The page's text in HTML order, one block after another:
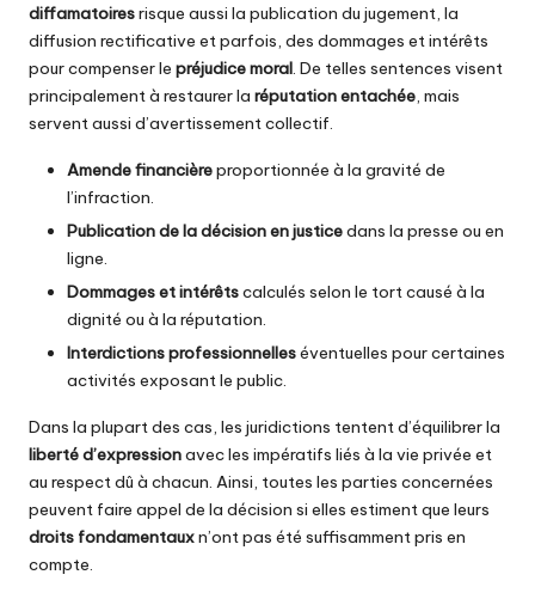
diffamatoiresrisque aussi la publication du jugement, la
diffusion rectificative et parfois, des dommages et intérêts
pour compenser le préjudice moral . De telles sentences visent
principalement à restaurer la réputation entachée , mais
servent aussi d’avertissement collectif.
Amende financièreproportionnée à la gravité de
l’infraction.
Publication de la décision en justicedans la presse ou en
ligne.
Dommages et intérêtscalculés selon le tort causé à la
dignité ou à la réputation.
Interdictions professionnelleséventuelles pour certaines
activités exposant le public.
Dans la plupart des cas, les juridictions tentent d’équilibrer la
liberté d’expressionavec les impératifs liés à la vie privée et
au respect dû à chacun. Ainsi, toutes les parties concernées
peuvent faire appel de la décision si elles estiment que leurs
droits fondamentauxn’ont pas été suffisamment pris en
compte.